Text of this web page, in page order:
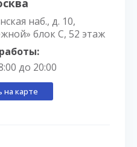
наб., д. 10,
блок С, 52 этаж
до 20:00
на карте